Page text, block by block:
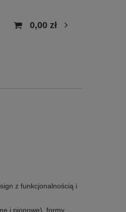
0,00 zł
z funkcjonalnością i
i pionowe), formy